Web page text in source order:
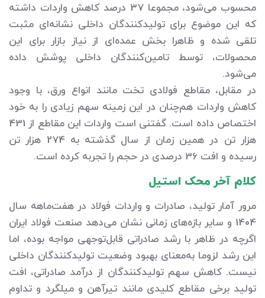
محسوب می‌شود، مجموعا 37 درصد کاهش واردات داشته
که این موضوع برای تولیدکنندگان داخلی نشانه‌ای مثبت
تلقی شده و ظاهرا بخش عمده‌ای از نیاز بازار برای این
محصولات، توسط تامین‌کنندگان داخلی پوشش داده
می‌شود.
در مقابل، مقاطع فولادی تخت مانند انواع ورق، با وجود
کاهش واردات هم‌چنان در این زمینه سهم زیادی را به خود
اختصاص داده است. گفتنی است واردات این مقاطع از 431
هزار تن در همین زمان از سال گذشته به 274 هزار تن
رسیده و افت 36 درصدی در حجم را تجربه کرده است.
کلام آخر محک استیل
مرور آمار تولید، صادرات و واردات فولاد در هفت‌ماهه سال
1404 و سایر بازه‌های زمانی نشان می‌دهد صنعت فولاد ایران
اگرچه در ظاهر با رشد صادراتی قابل‌توجهی مواجه بوده، اما
این رشد لزوما به‌معنای بهبود وضعیت تولیدکنندگان داخلی
نیست. کاهش سهم تولیدکنندگان از درآمد صادراتی، افت
تولید برخی مقاطع کلیدی مانند تیرآهن و میلگرد و تداوم